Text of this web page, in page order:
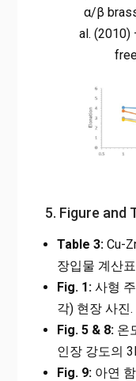
α/β
al. (2010)
5. Figure and
Table 3:Cu-
장입물 계산
Fig. 1:사형 주
각) 현장 사진.
Fig. 5 & 8:온
인장 강도의
Fig. 9:아연